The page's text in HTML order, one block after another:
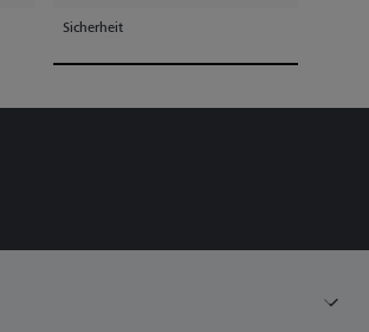
Sicherheit